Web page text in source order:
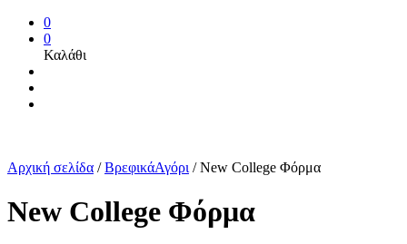
0
0
Καλάθι
Αρχική σελίδα / ΒρεφικάΑγόρι /New College Φόρμα
New College Φόρμα